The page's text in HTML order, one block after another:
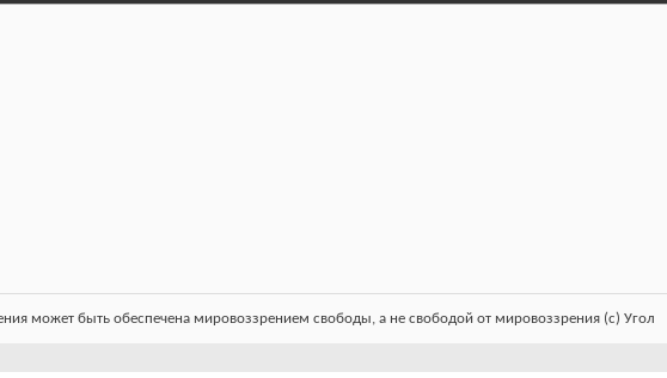
может быть обеспечена мировоззрением свободы, а не свободой от мировоззрения (с) Угол